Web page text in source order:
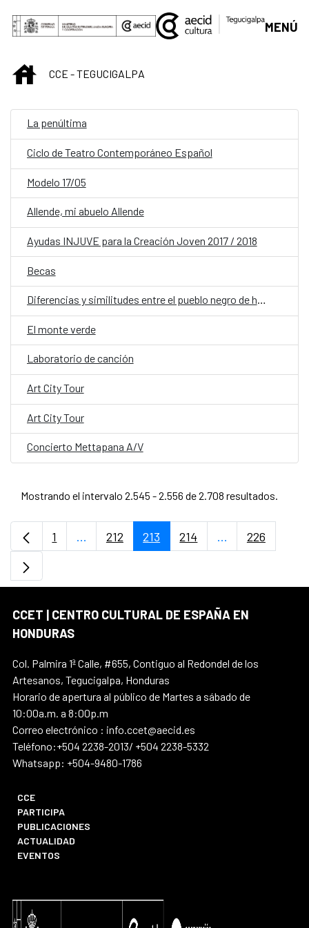
Saltar al contenido principal
MENÚ
INICIOCCE - TEGUCIGALPA
La penúltima
Ciclo de Teatro Contemporáneo Español
Modelo 17/05
Allende, mi abuelo Allende
Ayudas INJUVE para la Creación Joven 2017 / 2018
Becas
Diferencias y similitudes entre el pueblo negro de habla inglesa y el pueblo garífuna
El monte verde
Laboratorio de canción
Art City Tour
Art City Tour
Concierto Mettapana A/V
Mostrando el intervalo 2.545 - 2.556 de 2.708 resultados.
Página
1 ...Páginas intermedias Use TAB para
Página
212 Página
213 Página
214 ...PáginasPágina
226
CCET | CENTRO CULTURAL DE ESPAÑA EN
HONDURAS
Col. Palmira 1ª Calle, #655, Contiguo al Redondel de los
Artesanos, Tegucigalpa, Honduras
Horario de apertura al público de Martes a sábado de
10:00a.m. a 8:00p.m
Correo electrónico : info.ccet@aecid.es
Teléfono:+504 2238-2013/ +504 2238-5332
Whatsapp: +504-9480-1786
CCE
PARTICIPA
PUBLICACIONES
ACTUALIDAD
EVENTOS